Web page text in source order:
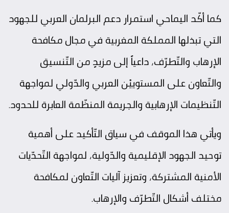
كما أكّد اليماحي استمرار دعم البرلمان العربي للجهود
التي تبذلها المملكة المغربية في مجال مكافحة
الإرهاب والتّطرّف، داعياً إلى مزيدٍ من التّنسيق
والتّعاون على المستوييْن العربي والدّولي لمواجهة
التّنظيمات الإرهابية والجريمة المنظّمة العابرة للحدود.
ويأتي هذا الموقف في سياق التّأكيد على أهمية
توحيد الجهود الإقليمية والدّولية، لمواجهة التّحدّيات
الأمنية المشتركة، وتعزيز آليات التّعاون لمكافحة
مختلف أشكال التّطرّف والإرهاب.